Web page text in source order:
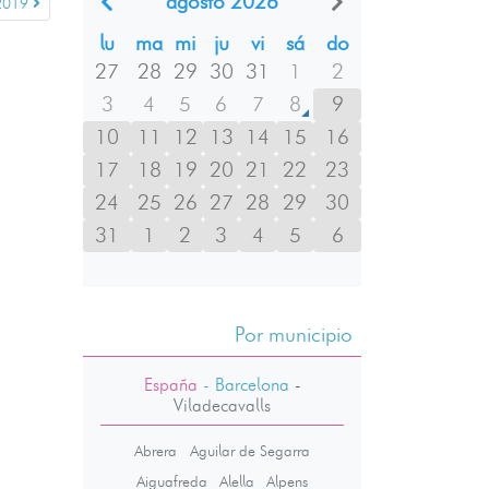
lu
ma mi ju vi sá
do
27
28 29 30 31 1
2
3
4 5 6 7 8
9
10
11 12 13 14 15
16
17
18 19 20 21 22
23
24
25 26 27 28 29
30
31
1 2 3 4 5 6
Por municipio
España - Barcelona -
Viladecavalls
Abrera
Aguilar de Segarra
Aiguafreda
Alella
Alpens